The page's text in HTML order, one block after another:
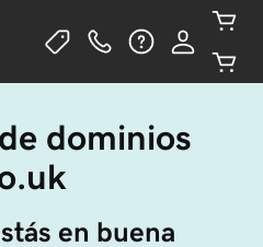
dominios
en buena